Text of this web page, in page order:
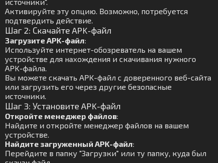
Активируйте эту опцию. Возможно, потребуется
подтвердить действие.
Шаг 2: Скачайте APK-файл
Загрузите APK-файл:
Используйте интернет-обозреватель на вашем
устройстве для нахождения и скачивания нужного
APK-файла.
Вы можете скачать APK-файл с доверенного веб-сайта
или загрузить его через другие безопасные
источники.
Шаг 3: Установите APK-файл
Откройте менеджер файлов:
Найдите и откройте менеджер файлов на вашем
устройстве.
Найдите загруженный APK-файл:
Перейдите в папку "Загрузки" или ту папку, куда был